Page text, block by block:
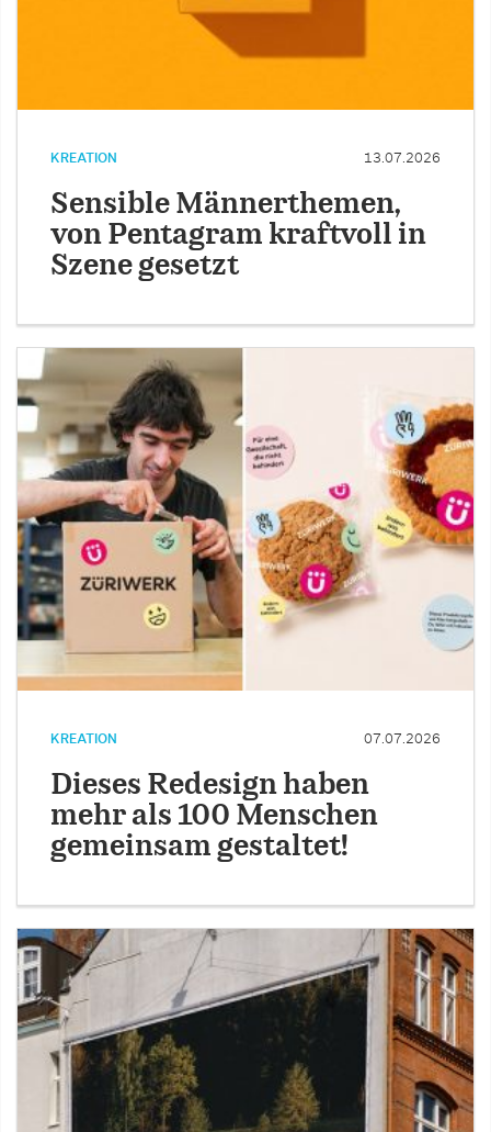
KREATION 13.07.2026
Sensible Männerthemen,
von Pentagram kraftvoll in
Szene gesetzt
KREATION 07.07.2026
Dieses Redesign haben
mehr als 100 Menschen
gemeinsam gestaltet!